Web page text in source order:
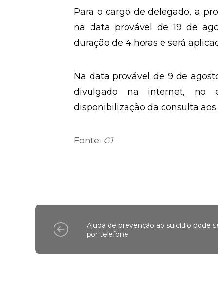
Para o cargo de delegado, a
na data provável de 19 de
duração de 4 horas e será
Na data provável de 9 de
divulgado na internet, no
disponibilização da consulta
Fonte: G1
Ajuda de prevenção ao suicídio pode
por telefone